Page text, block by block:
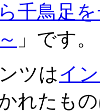
千鳥足
」です。
ツはイ
れたも